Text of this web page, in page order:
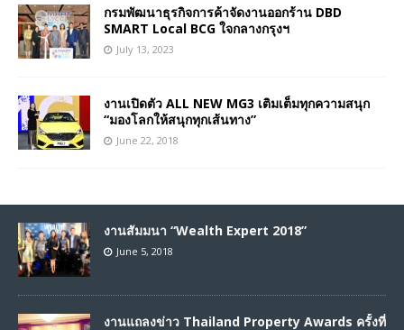
กรมพัฒนาธุรกิจการค้าจัดงานออกร้าน DBD
SMART Local BCG ใจกลางกรุงฯ
July 13, 2023
งานเปิดตัว ALL NEW MG3 เติมเต็มทุกความสนุก
“มองโลกให้สนุกทุกเส้นทาง”
June 22, 2018
งานสัมมนา “Wealth Expert 2018”
June 5, 2018
งานแถลงข่าว Thailand Property Awards ครั้งที่